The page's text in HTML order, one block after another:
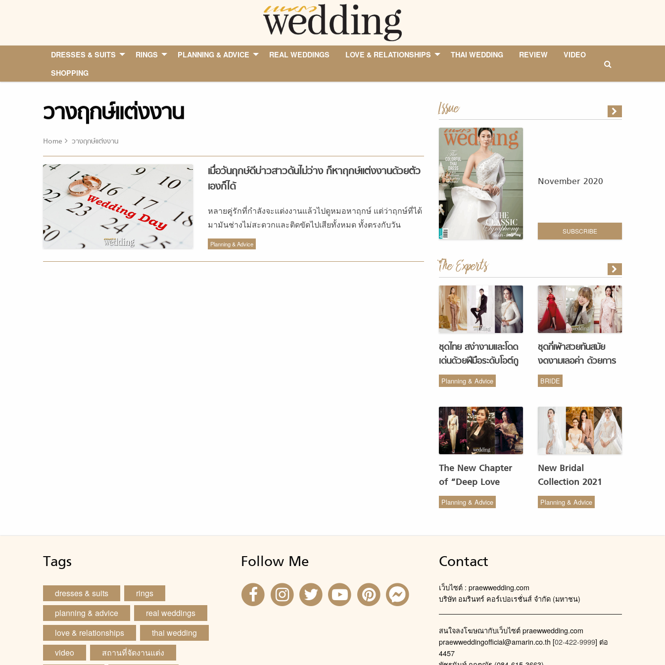
DRESSES & SUITS RINGS PLANNING & ADVICE REAL WEDDINGS LOVE & RELATIONSHIPS THAI WEDDING REVIEW
VIDEO
SHOPPING
วางฤกษ์แต่งงาน
Home วางฤกษ์แต่งงาน
เมื่อวันฤกษ์ดีบ่าวสาวดันไม่ว่าง ก็หาฤกษ์แต่งงานด้วยตัว
เองก็ได้
หลายคู่รักที่กำลังจะแต่งงานแล้วไปดูหมอหาฤกษ์ แต่ว่าฤกษ์ที่ได้
มามันช่างไม่สะดวกและติดขัดไปเสียทั้งหมด ทั้งตรงกับวัน
ธรรมดา แขกมาไม่ได้ ติดงาน ติดประชุม และอื่นๆ อีกมากมาย
อย่าเพิ่งท้อใจไปนะคะ เรามีทางเลือกในการวางฤกษ์แต่งงานให้
Planning & Advice
Issue
November 2020
SUBSCRIBE
The Experts
ชุดไทย สง่างามและโดด
เด่นด้วยฝีมือระดับโอต์กู
ตูร์ จากห้องเสื้อ Vanus
Couture
Planning & Advice
ชุดกี่เพ้าสวยทันสมัย
งดงามเลอค่า ด้วยการ
รังสรรค์จากห้องเสื้อ
Monique Wedding
BRIDE
The New Chapter
of “Deep Love
Wedding Studio” :
รังสรรค์ผ้าทอของไทยให้
Planning & Advice
New Bridal
Collection 2021
from COCO CHIC
สวย เรียบง่าย สไตล์มินิ
Planning & Advice
Tags
dresses & suits
rings
planning & advice
real weddings
love & relationships
thai wedding
video
สถานที่จัดงานแต่ง
Follow Me Contact
เว็บไซต์ : praewwedding.com
บริษัท อมรินทร์ คอร์เปอเรชั่นส์ จำกัด (มหาชน)
สนใจลงโฆษณากับเว็บไซต์ praewwedding.com
praewweddingofficial@amarin.co.th [02-422-9999] ต่อ
4457